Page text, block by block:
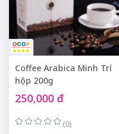
Coffee Arabica Minh Trí
hộp 200g
250,000 đ
(0)